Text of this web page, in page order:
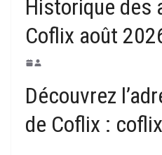
Historique des
Coflix août
Découvrez
de Coflix :